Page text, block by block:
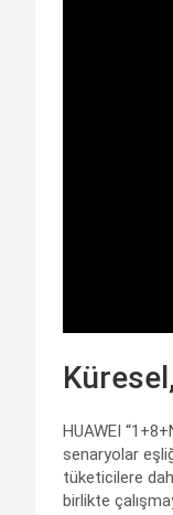
HUAWEI
senaryolar
tüketicilere
birlikte